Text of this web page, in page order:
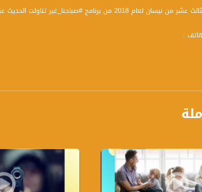
#صباحنا_غير تناولت الحديث عن ذكرى شاعر المقاومة أحمد دحبور .
:
يومياً عدا السبت في تمام الساعة 9:00 صباحاً بتوقيت القدس